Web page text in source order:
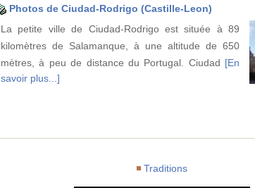
Photos de Ciudad-Rodrigo (Castille-Leon)
La petite ville de Ciudad-Rodrigo est située à 89
kilomètres de Salamanque, à une altitude de 650
mètres, à peu de distance du Portugal. Ciudad [En
savoir plus...]
Traditions